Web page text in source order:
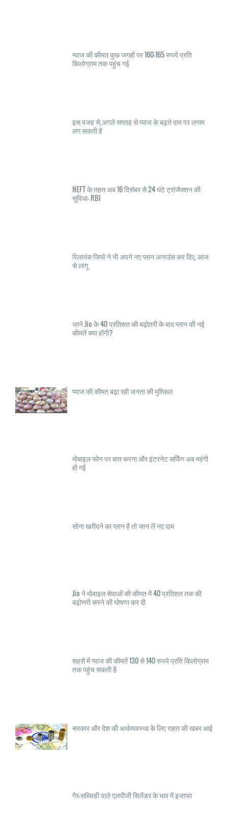
प्याज की कीमत कुछ जगहों पर 160-165 रुपये प्रति
किलोग्राम तक पहुंच गई
इस वजह से,अगले सप्ताह से प्याज के बढ़ते दाम पर लगाम
लग सकती है
NEFT के तहत अब 16 दिसंबर से 24 घंटे ट्रांजैक्शन की
सुविधा- RBI
रिलायंस जियो ने भी अपने नए प्लान अनाउंस कर दिए, आज
से लागू
जाने Jio के 40 प्रतिशत की बढ़ोतरी के बाद प्लान की नई
कीमतें क्या होंगी?
प्याज की कीमत बढ़ा रही जनता की मुश्किल
मोबाइल फोन पर बात करना और इंटरनेट सर्फिंग अब महंगी
हो गई
सोना खरीदने का प्लान है तो जान लें नए दाम
Jio ने मोबाइल सेवाओं की कीमत में 40 प्रतिशत तक की
बढ़ोत्तरी करने की घोषणा कर दी
शहरों में प्याज की कीमतें 130 से 140 रुपये प्रति किलोग्राम
तक पहुंच सकती है
सरकार और देश की अर्थव्यवस्था के लिए राहत की खबर आई
गैर-सब्सिडी वाले एलपीजी सिलेंडर के भाव में इजाफा